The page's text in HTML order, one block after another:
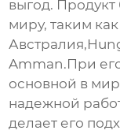
выгод. Продукт
миру, таким
Amman.При
основной в
надежной
делает его